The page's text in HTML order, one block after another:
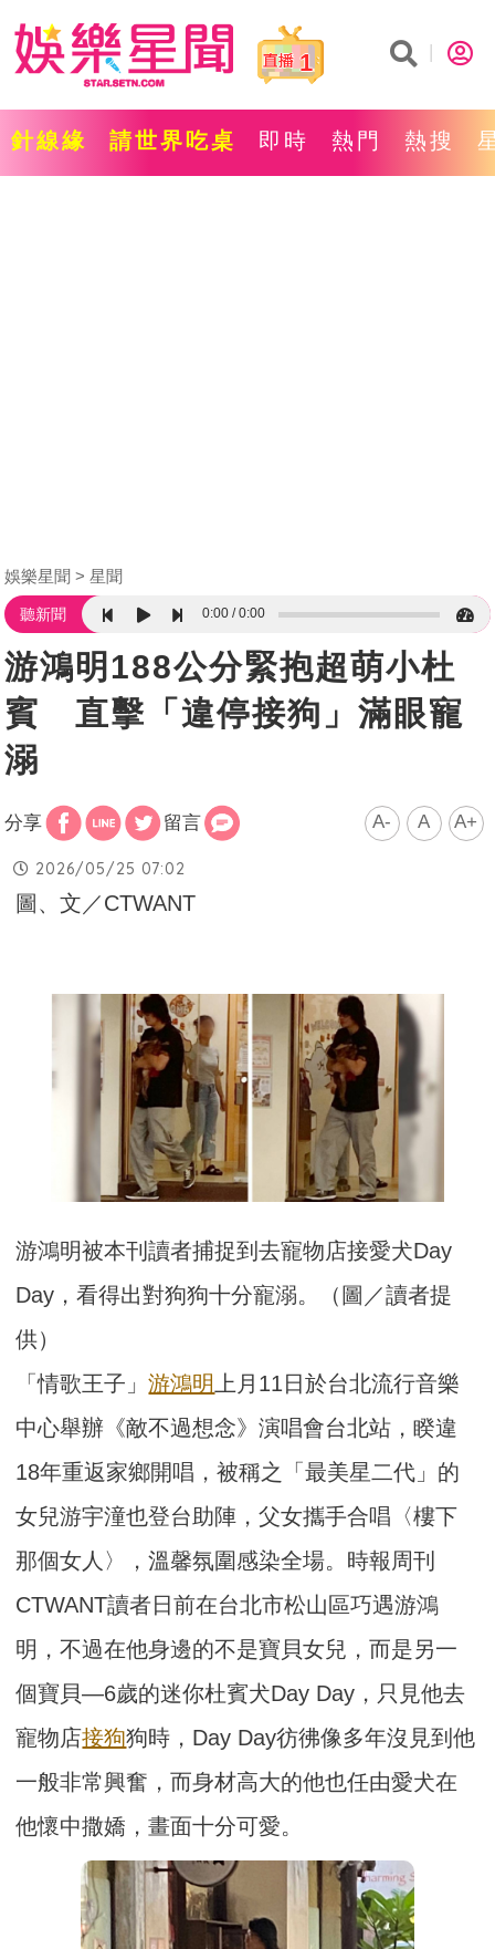
1
針線緣 請世界吃桌 即時 熱門 熱搜
娛樂星聞 星聞
聽新聞 0:00 0:00
游鴻明188公分緊抱超萌小杜
賓 直擊「違停接狗」滿眼寵
溺
分享 留言 A- A A+
2026/05/25 07:02
圖、文／CTWANT
游鴻明被本刊讀者捕捉到去寵物店接愛犬Day
Day，看得出對狗狗十分寵溺。（圖／讀者提
供）
「情歌王子」游鴻明 上月11日於台北流行音樂
中心舉辦《敵不過想念》演唱會台北站，睽違
18年重返家鄉開唱，被稱之「最美星二代」的
女兒游宇潼也登台助陣，父女攜手合唱〈樓下
那個女人〉，溫馨氛圍感染全場。時報周刊
CTWANT讀者日前在台北市松山區巧遇游鴻
明，不過在他身邊的不是寶貝女兒，而是另一
個寶貝—6歲的迷你杜賓犬Day Day，只見他去
寵物店接狗狗時，Day Day彷彿像多年沒見到他
一般非常興奮，而身材高大的他也任由愛犬在
他懷中撒嬌，畫面十分可愛。